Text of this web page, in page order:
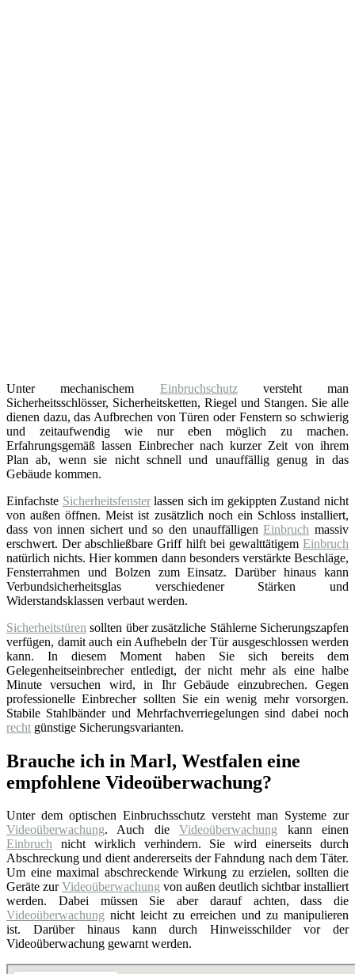
Unter mechanischem Einbruchschutzversteht man
Sicherheitsschlösser, Sicherheitsketten, Riegel und Stangen. Sie alle
dienen dazu, das Aufbrechen von Türen oder Fenstern so schwierig
und zeitaufwendig wie nur eben möglich zu machen.
Erfahrungsgemäß lassen Einbrecher nach kurzer Zeit von ihrem
Plan ab, wenn sie nicht schnell und unauffällig genug in das
Gebäude kommen.
Einfachste Sicherheitsfensterlassen sich im gekippten Zustand nicht
von außen öffnen. Meist ist zusätzlich noch ein Schloss installiert,
dass von innen sichert und so den unauffälligenEinbruch massiv
erschwert. Der abschließbare Griff hilft bei gewalttätigem Einbruch
natürlich nichts. Hier kommen dann besonders verstärkte Beschläge,
Fensterrahmen und Bolzen zum Einsatz. Darüber hinaus kann
Verbundsicherheitsglas verschiedener Stärken und
Widerstandsklassen verbaut werden.
Sicherheitstüren sollten über zusätzliche Stählerne Sicherungszapfen
verfügen, damit auch ein Aufhebeln der Tür ausgeschlossen werden
kann. In diesem Moment haben Sie sich bereits dem
Gelegenheitseinbrecher entledigt, der nicht mehr als eine halbe
Minute versuchen wird, in Ihr Gebäude einzubrechen. Gegen
professionelle Einbrecher sollten Sie ein wenig mehr vorsorgen.
Stabile Stahlbänder und Mehrfachverriegelungen sind dabei noch
recht günstige Sicherungsvarianten.
Brauche ich in Marl, Westfalen eine
empfohlene Videoüberwachung?
Unter dem optischen Einbruchsschutz versteht man Systeme zur
Videoüberwachung. Auch dieVideoüberwachung kann einen
Einbruch nicht wirklich verhindern. Sie wird einerseits durch
Abschreckung und dient andererseits der Fahndung nach dem Täter.
Um eine maximal abschreckende Wirkung zu erzielen, sollten die
Geräte zurVideoüberwachung von außen deutlich sichtbar installiert
werden. Dabei müssen Sie aber darauf achten, dass die
Videoüberwachung nicht leicht zu erreichen und zu manipulieren
ist. Darüber hinaus kann durch Hinweisschilder vor der
Videoüberwachung gewarnt werden.